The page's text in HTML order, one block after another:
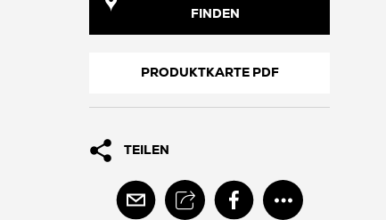
FINDEN
PRODUKTKARTE PDF
TEILEN